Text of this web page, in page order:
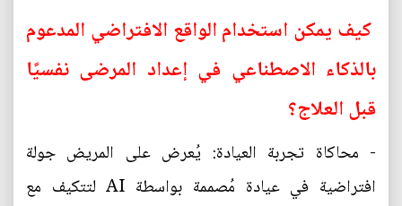
كيف يمكن استخدام الواقع الافتراضي المدعوم
بالذكاء الاصطناعي في إعداد المرضى نفسيًا
قبل العلاج؟
- محاكاة تجربة العيادة: يُعرض على المريض جولة
افتراضية في عيادة مُصممة بواسطة AI لتتكيف مع